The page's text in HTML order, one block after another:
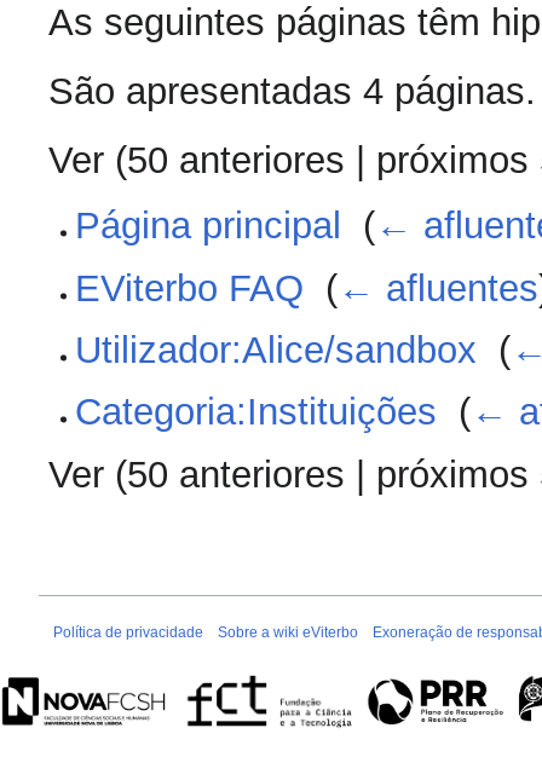
As seguintes páginas têm
São apresentadas 4 páginas.
Ver (50 anteriores
próximos
Página principal
(←
EViterbo FAQ (← afluentes
Utilizador:Alice/sandbox (
Categoria:Instituições (←
Ver (50 anteriores próximos
Política de privacidade Sobre a wiki eViterbo Exoneração de